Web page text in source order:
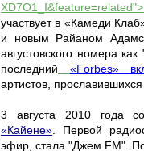
XD7O1_I&feature=related">
участвует в «Камеди
и новым Райаном
августовского номера
последний
«Forbes»
артистов,
3 августа 2010 года
«Кайене» . Первой
эфир, стала "Джем FM".